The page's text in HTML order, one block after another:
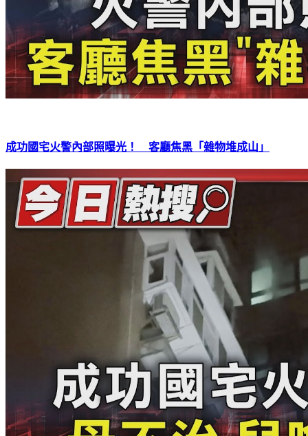
成功國宅火警內部照曝光！ 客廳焦黑「雜物堆成山」